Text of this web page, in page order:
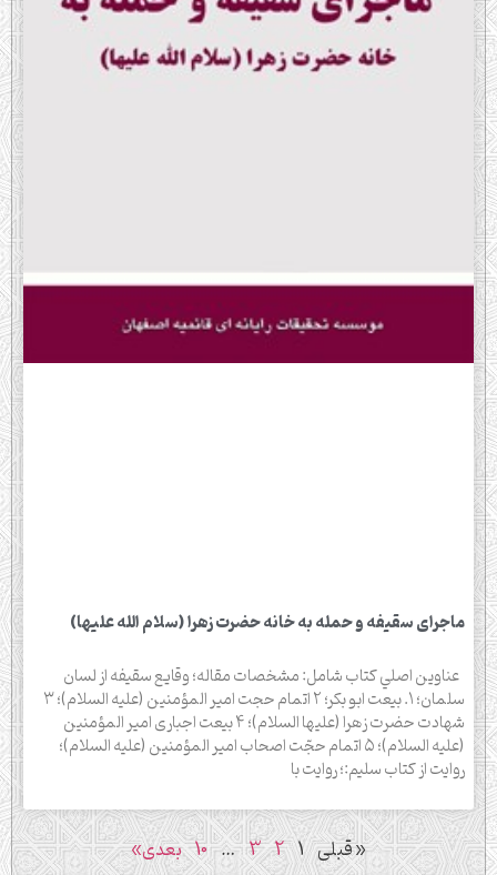
ماجرای سقیفه و حمله به خانه حضرت زهرا (سلام الله علیها)
عناوين اصلي كتاب شامل: مشخصات مقاله؛ وقایع سقیفه از لسان
سلمان؛ ۱. بیعت ابو بکر؛ ۲ اتمام حجت امیر المؤمنین (علیه السلام)؛ ۳
شهادت حضرت زهرا (علیها السلام)؛ ۴ بیعت اجبارى امیر المؤمنین
(علیه السلام)؛ ۵ اتمام حجّت اصحاب امیر المؤمنین (علیه السلام)؛
روایت از کتاب سلیم:؛ روایت با
« قبلی 1
2
3
…
10 بعدی»